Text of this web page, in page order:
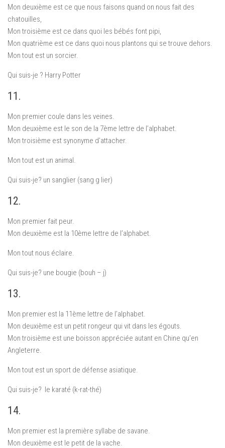
Mon deuxième est ce que nous faisons quand on nous fait des
chatouilles,
Mon troisième est ce dans quoi les bébés font pipi,
Mon quatrième est ce dans quoi nous plantons qui se trouve dehors.
Mon tout est un sorcier.
Qui suis-je ? Harry Potter
11.
Mon premier coule dans les veines.
Mon deuxième est le son de la 7ème lettre de l’alphabet.
Mon troisième est synonyme d’attacher.
Mon tout est un animal.
Qui suis-je? un sanglier (sang g lier)
12.
Mon premier fait peur.
Mon deuxième est la 10ème lettre de l’alphabet.
Mon tout nous éclaire.
Qui suis-je? une bougie (bouh – j)
13.
Mon premier est la 11ème lettre de l’alphabet.
Mon deuxième est un petit rongeur qui vit dans les égouts.
Mon troisième est une boisson appréciée autant en Chine qu’en
Angleterre.
Mon tout est un sport de défense asiatique.
Qui suis-je? le karaté (k-rat-thé)
14.
Mon premier est la première syllabe de savane.
Mon deuxième est le petit de la vache.